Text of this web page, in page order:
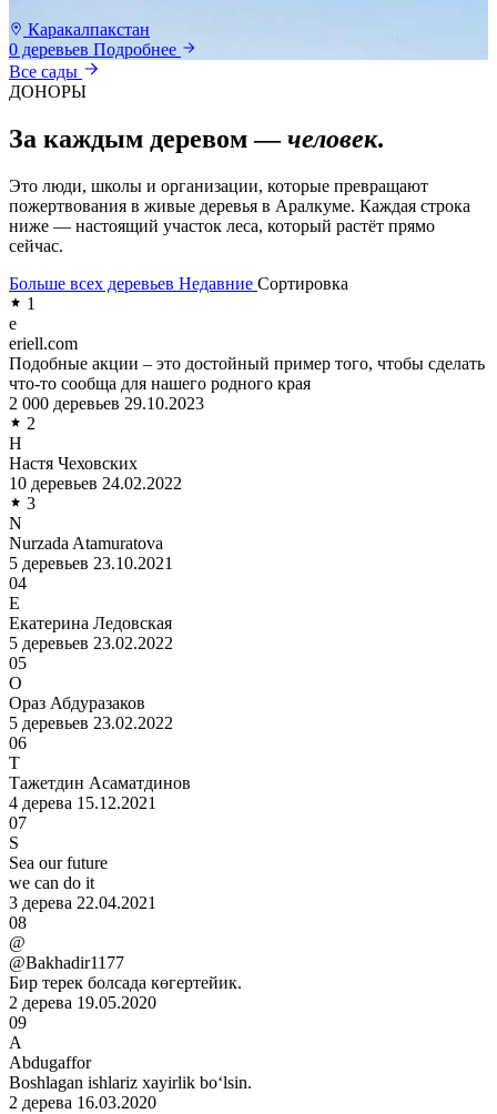
Каракалпакстан
0 деревьев Подробнее
Все сады
ДОНОРЫ
За каждым деревом —человек.
Это люди, школы и организации, которые превращают
пожертвования в живые деревья в Аралкуме. Каждая строка
ниже — настоящий участок леса, который растёт прямо
сейчас.
Больше всех деревьев Недавние Сортировка
1
e
eriell.com
Подобные акции – это достойный пример того, чтобы сделать
что-то сообща для нашего родного края
2 000 деревьев 29.10.2023
2
Н
Настя Чеховских
10 деревьев 24.02.2022
3
N
Nurzada Atamuratova
5 деревьев 23.10.2021
04
Е
Екатерина Ледовская
5 деревьев 23.02.2022
05
О
Ораз Абдуразаков
5 деревьев 23.02.2022
06
Т
Тажетдин Асаматдинов
4 дерева 15.12.2021
07
S
Sea our future
we can do it
3 дерева 22.04.2021
08
@
@Bakhadir1177
Бир терек болсада көгертейик.
2 дерева 19.05.2020
09
A
Abdugaffor
Boshlagan ishlariz xayirlik boʻlsin.
2 дерева 16.03.2020